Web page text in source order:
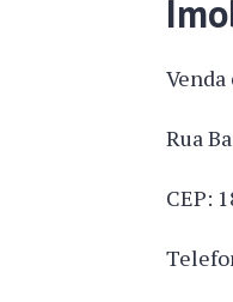
Venda
Rua
CEP: